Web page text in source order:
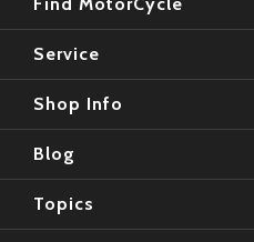
Service
Shop Info
Blog
Topics